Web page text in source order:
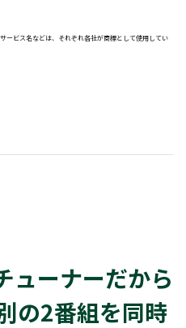
ービス名などは、それぞれ各社が商標として使用してい
ューナーだから
の2番組を同時